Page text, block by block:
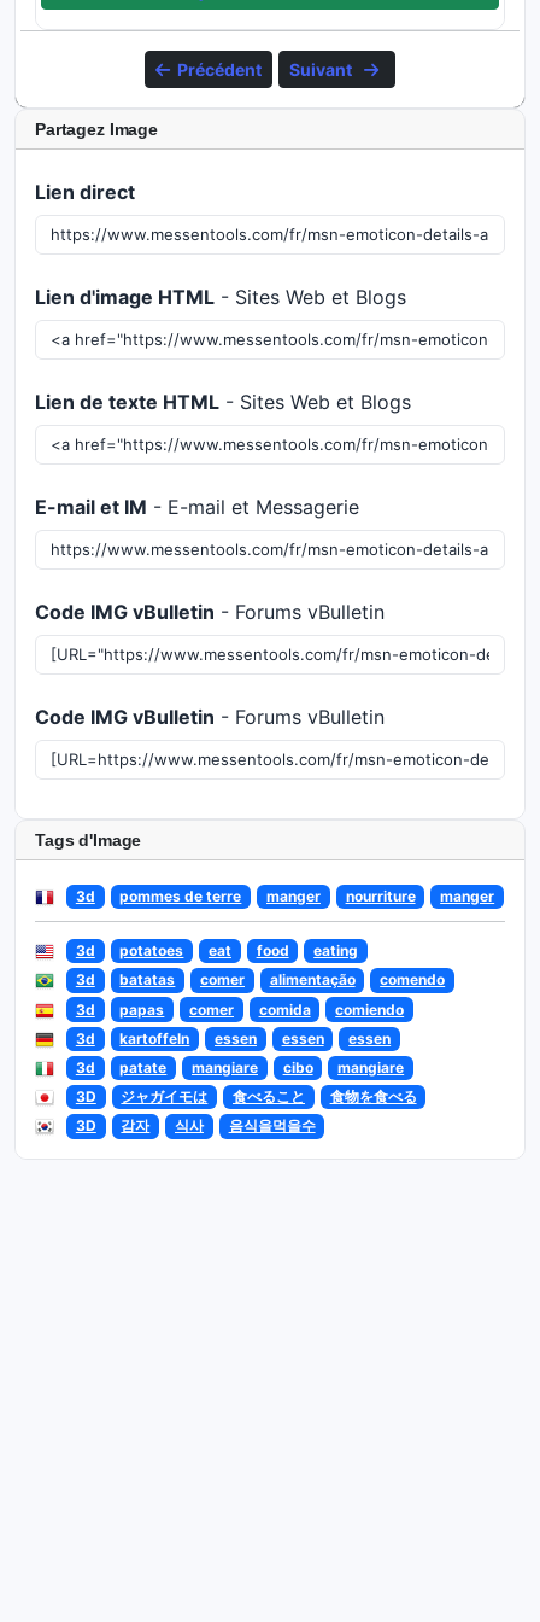
Précédent Suivant
Partagez Image
Lien direct
Lien d'image HTML - Sites Web et Blogs
Lien de texte HTML - Sites Web et Blogs
E-mail et IM - E-mail et Messagerie
Code IMG vBulletin - Forums vBulletin
Code IMG vBulletin - Forums vBulletin
Tags d'Image
3d pommes de terre manger nourriture manger
3d potatoes eat food
eating
3d
batatas comer alimentação
comendo
3d
papas comer comida
comiendo
3d
kartoffeln essen essen
essen
3d
patate mangiare cibo
mangiare
3D
ジャガイモは 食べること
食物を食べる
3D
감자 식사 음식을먹을수